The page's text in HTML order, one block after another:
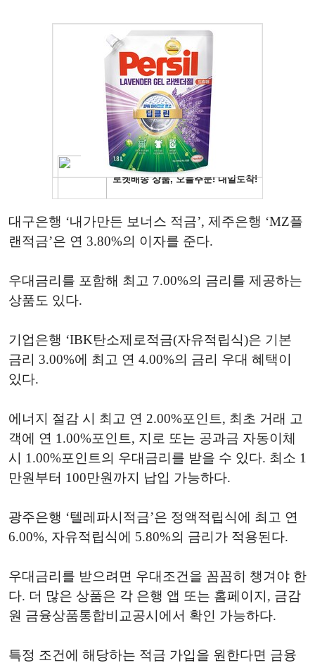
대구은행 ‘내가만든 보너스 적금’, 제주은행 ‘MZ플
랜적금’은 연 3.80%의 이자를 준다.
우대금리를 포함해 최고 7.00%의 금리를 제공하는
상품도 있다.
기업은행 ‘IBK탄소제로적금(자유적립식)은 기본
금리 3.00%에 최고 연 4.00%의 금리 우대 혜택이
있다.
에너지 절감 시 최고 연 2.00%포인트, 최초 거래 고
객에 연 1.00%포인트, 지로 또는 공과금 자동이체
시 1.00%포인트의 우대금리를 받을 수 있다. 최소 1
만원부터 100만원까지 납입 가능하다.
광주은행 ‘텔레파시적금’은 정액적립식에 최고 연
6.00%, 자유적립식에 5.80%의 금리가 적용된다.
우대금리를 받으려면 우대조건을 꼼꼼히 챙겨야 한
다. 더 많은 상품은 각 은행 앱 또는 홈페이지, 금감
원 금융상품통합비교공시에서 확인 가능하다.
특정 조건에 해당하는 적금 가입을 원한다면 금융